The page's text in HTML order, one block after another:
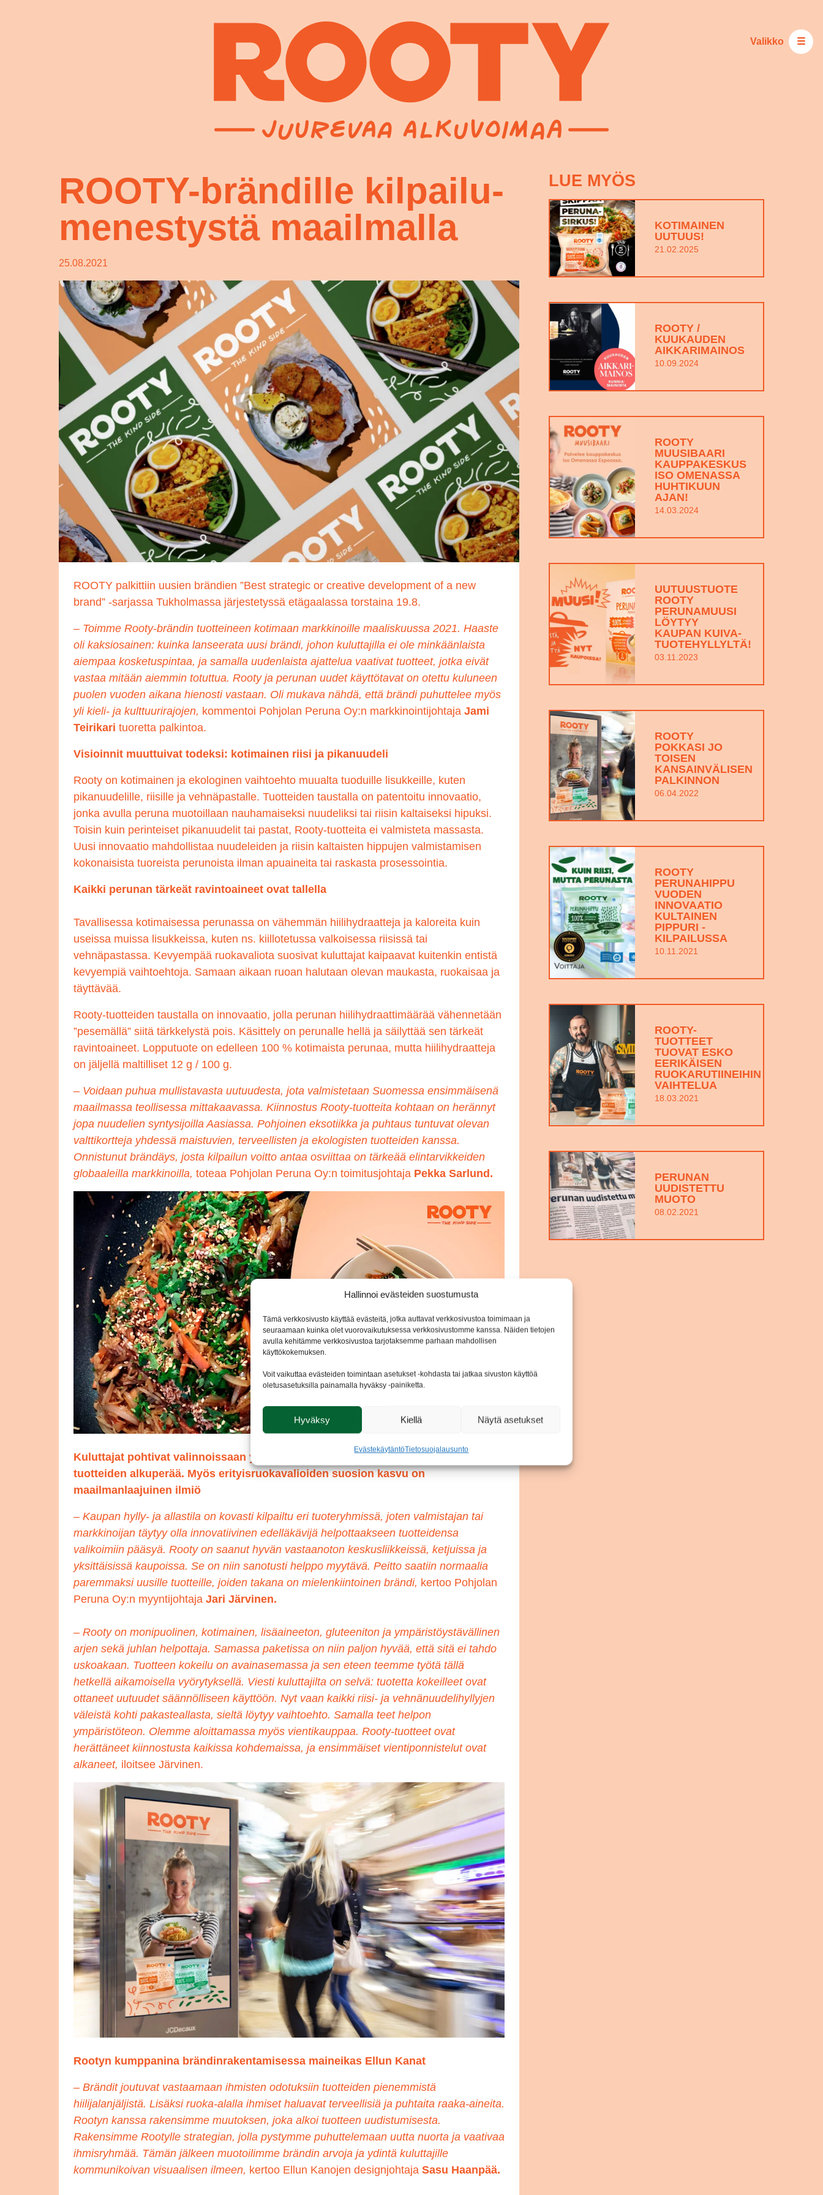
Hallinnoi evästeiden suostumusta
Tämä verkkosivusto käyttää evästeitä, jotka auttavat verkkosivustoa toimimaan ja
seuraamaan kuinka olet vuorovaikutuksessa verkkosivustomme kanssa. Näiden tietojen
avulla kehitämme verkkosivustoa tarjotaksemme parhaan mahdollisen
käyttökokemuksen.
Voit vaikuttaa evästeiden toimintaan asetukset -kohdasta tai jatkaa sivuston käyttöä
oletusasetuksilla painamalla hyväksy -painiketta.
Hyväksy Kiellä Näytä asetukset
EvästekäytäntöTietosuojalausunto
Valikko ☰
ROOTY-brändille kilpailu-
menestystä maailmalla
25.08.2021
ROOTY palkittiin uusien brändien ”Best strategic or creative development of a new
brand” -sarjassa Tukholmassa järjestetyssä etägaalassa torstaina 19.8.
– Toimme Rooty-brändin tuotteineen kotimaan markkinoille maaliskuussa 2021. Haaste
oli kaksiosainen: kuinka lanseerata uusi brändi, johon kuluttajilla ei ole minkäänlaista
aiempaa kosketuspintaa, ja samalla uudenlaista ajattelua vaativat tuotteet, jotka eivät
vastaa mitään aiemmin totuttua. Rooty ja perunan uudet käyttötavat on otettu kuluneen
puolen vuoden aikana hienosti vastaan. Oli mukava nähdä, että brändi puhuttelee myös
yli kieli- ja kulttuurirajojen, kommentoi Pohjolan Peruna Oy:n markkinointijohtaja Jami
Teirikari tuoretta palkintoa.
Visioinnit muuttuivat todeksi: kotimainen riisi ja pikanuudeli
Rooty on kotimainen ja ekologinen vaihtoehto muualta tuoduille lisukkeille, kuten
pikanuudelille, riisille ja vehnäpastalle. Tuotteiden taustalla on patentoitu innovaatio,
jonka avulla peruna muotoillaan nauhamaiseksi nuudeliksi tai riisin kaltaiseksi hipuksi.
Toisin kuin perinteiset pikanuudelit tai pastat, Rooty-tuotteita ei valmisteta massasta.
Uusi innovaatio mahdollistaa nuudeleiden ja riisin kaltaisten hippujen valmistamisen
kokonaisista tuoreista perunoista ilman apuaineita tai raskasta prosessointia.
Kaikki perunan tärkeät ravintoaineet ovat tallella
Tavallisessa kotimaisessa perunassa on vähemmän hiilihydraatteja ja kaloreita kuin
useissa muissa lisukkeissa, kuten ns. kiillotetussa valkoisessa riisissä tai
vehnäpastassa. Kevyempää ruokavaliota suosivat kuluttajat kaipaavat kuitenkin entistä
kevyempiä vaihtoehtoja. Samaan aikaan ruoan halutaan olevan maukasta, ruokaisaa ja
täyttävää.
Rooty-tuotteiden taustalla on innovaatio, jolla perunan hiilihydraattimäärää vähennetään
”pesemällä” siitä tärkkelystä pois. Käsittely on perunalle hellä ja säilyttää sen tärkeät
ravintoaineet. Lopputuote on edelleen 100 % kotimaista perunaa, mutta hiilihydraatteja
on jäljellä maltilliset 12 g / 100 g.
– Voidaan puhua mullistavasta uutuudesta, jota valmistetaan Suomessa ensimmäisenä
maailmassa teollisessa mittakaavassa. Kiinnostus Rooty-tuotteita kohtaan on herännyt
jopa nuudelien syntysijoilla Aasiassa. Pohjoinen eksotiikka ja puhtaus tuntuvat olevan
valttikortteja yhdessä maistuvien, terveellisten ja ekologisten tuotteiden kanssa.
Onnistunut brändäys, josta kilpailun voitto antaa osviittaa on tärkeää elintarvikkeiden
globaaleilla markkinoilla, toteaa Pohjolan Peruna Oy:n toimitusjohtaja Pekka Sarlund.
Kuluttajat pohtivat valinnoissaan yhä enemmän ravintoarvoja, ekologisuutta ja
tuotteiden alkuperää. Myös erityisruokavalioiden suosion kasvu on
maailmanlaajuinen ilmiö
– Kaupan hylly- ja allastila on kovasti kilpailtu eri tuoteryhmissä, joten valmistajan tai
markkinoijan täytyy olla innovatiivinen edelläkävijä helpottaakseen tuotteidensa
valikoimiin pääsyä. Rooty on saanut hyvän vastaanoton keskusliikkeissä, ketjuissa ja
yksittäisissä kaupoissa. Se on niin sanotusti helppo myytävä. Peitto saatiin normaalia
paremmaksi uusille tuotteille, joiden takana on mielenkiintoinen brändi, kertoo Pohjolan
Peruna Oy:n myyntijohtaja Jari Järvinen.
– Rooty on monipuolinen, kotimainen, lisäaineeton, gluteeniton ja ympäristöystävällinen
arjen sekä juhlan helpottaja. Samassa paketissa on niin paljon hyvää, että sitä ei tahdo
uskoakaan. Tuotteen kokeilu on avainasemassa ja sen eteen teemme työtä tällä
hetkellä aikamoisella vyörytyksellä. Viesti kuluttajilta on selvä: tuotetta kokeilleet ovat
ottaneet uutuudet säännölliseen käyttöön. Nyt vaan kaikki riisi- ja vehnänuudelihyllyjen
väleistä kohti pakasteallasta, sieltä löytyy vaihtoehto. Samalla teet helpon
ympäristöteon. Olemme aloittamassa myös vientikauppaa. Rooty-tuotteet ovat
herättäneet kiinnostusta kaikissa kohdemaissa, ja ensimmäiset vientiponnistelut ovat
alkaneet, iloitsee Järvinen.
Rootyn kumppanina brändinrakentamisessa maineikas Ellun Kanat
– Brändit joutuvat vastaamaan ihmisten odotuksiin tuotteiden pienemmistä
hiilijalanjäljistä. Lisäksi ruoka-alalla ihmiset haluavat terveellisiä ja puhtaita raaka-aineita.
Rootyn kanssa rakensimme muutoksen, joka alkoi tuotteen uudistumisesta.
Rakensimme Rootylle strategian, jolla pystymme puhuttelemaan uutta nuorta ja vaativaa
ihmisryhmää. Tämän jälkeen muotoilimme brändin arvoja ja ydintä kuluttajille
kommunikoivan visuaalisen ilmeen, kertoo Ellun Kanojen designjohtaja Sasu Haanpää.
LUE MYÖS
KOTIMAINEN
UUTUUS!
21.02.2025
ROOTY /
KUUKAUDEN
AIKKARIMAINOS
10.09.2024
ROOTY
MUUSIBAARI
KAUPPAKESKUS
ISO OMENASSA
HUHTIKUUN
AJAN!
14.03.2024
UUTUUSTUOTE
ROOTY
PERUNAMUUSI
LÖYTYY
KAUPAN KUIVA-
TUOTEHYLLYLTÄ!
03.11.2023
ROOTY
POKKASI JO
TOISEN
KANSAINVÄLISEN
PALKINNON
06.04.2022
ROOTY
PERUNAHIPPU
VUODEN
INNOVAATIO
KULTAINEN
PIPPURI -
KILPAILUSSA
10.11.2021
ROOTY-
TUOTTEET
TUOVAT ESKO
EERIKÄISEN
RUOKARUTIINEIHIN
VAIHTELUA
18.03.2021
PERUNAN
UUDISTETTU
MUOTO
08.02.2021